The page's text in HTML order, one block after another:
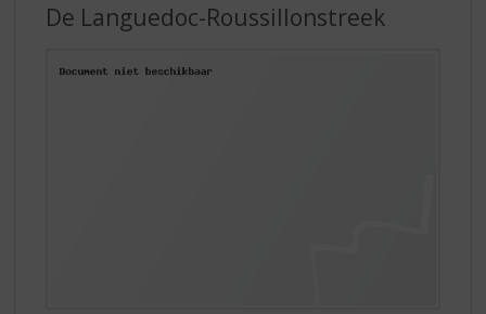
De Languedoc-Roussillonstreek